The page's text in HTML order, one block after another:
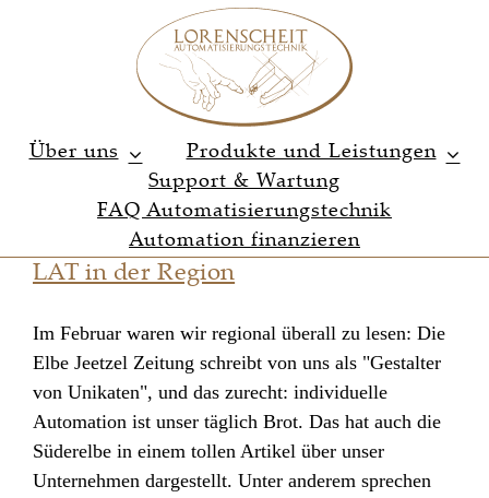
Über uns
Produkte und Leistungen
Support & Wartung
FAQ Automatisierungstechnik
Automation finanzieren
LAT in der Region
Im Februar waren wir regional überall zu lesen: Die
Elbe Jeetzel Zeitung schreibt von uns als "Gestalter
von Unikaten", und das zurecht: individuelle
Automation ist unser täglich Brot. Das hat auch die
Süderelbe in einem tollen Artikel über unser
Unternehmen dargestellt. Unter anderem sprechen